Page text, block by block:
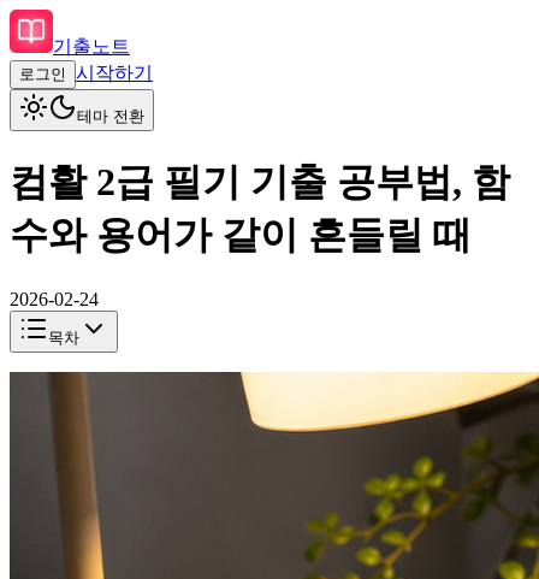
기출노트
로그인 시작하기
테마 전환
컴활 2급 필기 기출 공부법, 함
수와 용어가 같이 흔들릴 때
2026-02-24
목차